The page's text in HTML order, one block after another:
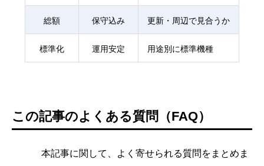
総額 保守込み 更新・周辺で見合うか
標準化 運用安定 用途別に標準機種
この記事のよくある質問（FAQ）
本記事に関して、よく寄せられる質問をまとめま